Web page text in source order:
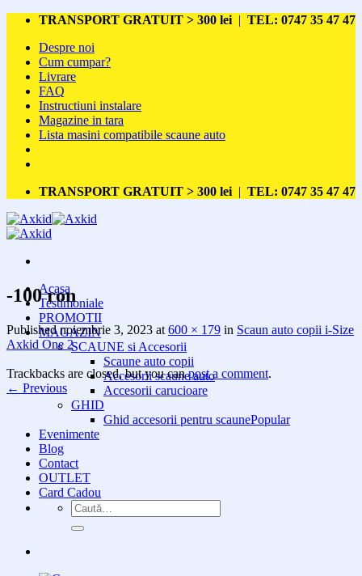
Skip
content
TRANSPORT GRATUIT > 300 lei | TEL: 0747 35 47 47
Despre noi
Cum cumpar?
Livrare
FAQ
Instructiuni instalare
Magazine in tara
Lista masini compatibile scaune auto
TRANSPORT GRATUIT > 300 lei | TEL: 0747 35 47 47
Acasa
Testimoniale
PROMOTII
MAGAZIN
SCAUNE si Accesorii
Scaune auto copii
Accesorii scaune auto
Accesorii carucioare
GHID
Ghid accesorii pentru scaune
Evenimente
Blog
Contact
OUTLET
Card Cadou
Caută
după:
-100 ron
Publishednoiembrie 3, 2023 at 600 × 179 in Scaun auto copii i-Size
Axkid One 2
Trackbacks are closed, but you canpost a comment.
← Previous